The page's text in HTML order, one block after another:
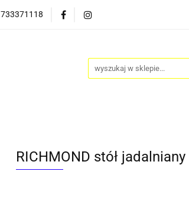
733371118
LAMPY AKCESORIA
RICHMOND stół